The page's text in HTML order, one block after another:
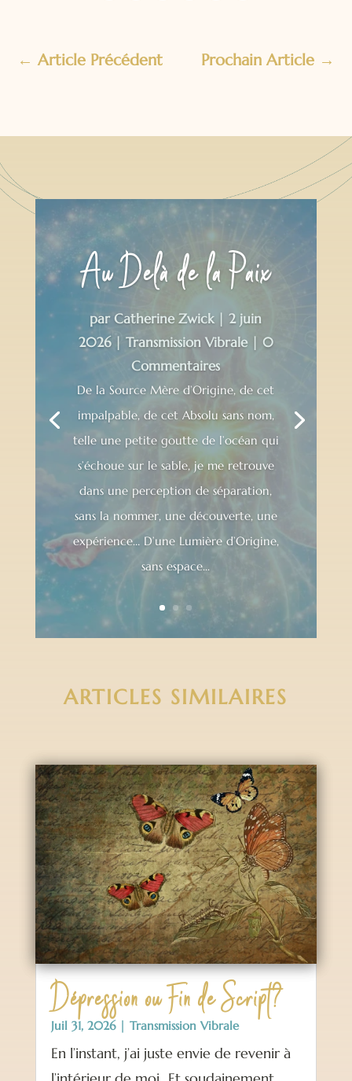
←Article Précédent Prochain Article→
Au Delà de la Paix
parCatherine Zwick|2 juin
2026| Transmission Vibrale| 0
Commentaires
De la Source Mère d’Origine, de cet
impalpable, de cet Absolu sans nom,
telle une petite goutte de l’océan qui
s’échoue sur le sable, je me retrouve
dans une perception de séparation,
sans la nommer, une découverte, une
expérience… D’une Lumière d’Origine,
sans espace...
ARTICLES SIMILAIRES
Dépression ou Fin de Script?
Juil 31, 2026| Transmission Vibrale
En l’instant, j’ai juste envie de revenir à